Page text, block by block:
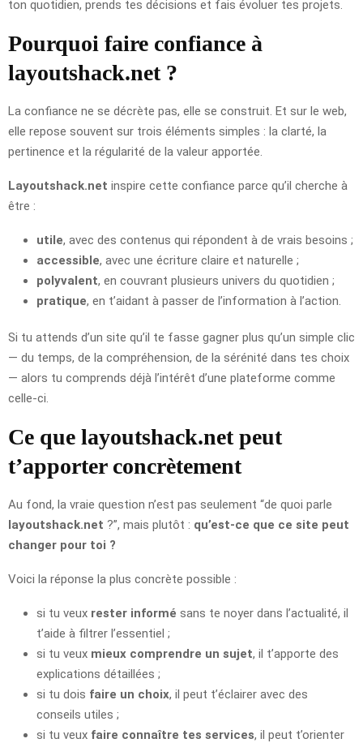
ton quotidien, prends tes décisions et fais évoluer tes projets.
Pourquoi faire confiance à
layoutshack.net ?
La confiance ne se décrète pas, elle se construit. Et sur le web,
elle repose souvent sur trois éléments simples : la clarté, la
pertinence et la régularité de la valeur apportée.
Layoutshack.net inspire cette confiance parce qu’il cherche à
être :
utile, avec des contenus qui répondent à de vrais besoins ;
accessible, avec une écriture claire et naturelle ;
polyvalent, en couvrant plusieurs univers du quotidien ;
pratique, en t’aidant à passer de l’information à l’action.
Si tu attends d’un site qu’il te fasse gagner plus qu’un simple clic
— du temps, de la compréhension, de la sérénité dans tes choix
— alors tu comprends déjà l’intérêt d’une plateforme comme
celle-ci.
Ce que layoutshack.net peut
t’apporter concrètement
Au fond, la vraie question n’est pas seulement “de quoi parle
layoutshack.net ?”, mais plutôt : qu’est-ce que ce site peut
changer pour toi ?
Voici la réponse la plus concrète possible :
si tu veux rester informé sans te noyer dans l’actualité, il
t’aide à filtrer l’essentiel ;
si tu veux mieux comprendre un sujet, il t’apporte des
explications détaillées ;
si tu dois faire un choix, il peut t’éclairer avec des
conseils utiles ;
si tu veux faire connaître tes services, il peut t’orienter